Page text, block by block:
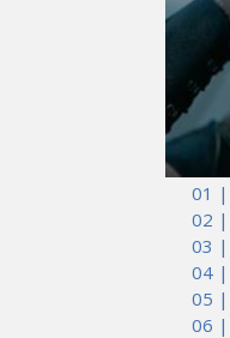
01 |
02 |
03 |
04 |
05 |
06 |